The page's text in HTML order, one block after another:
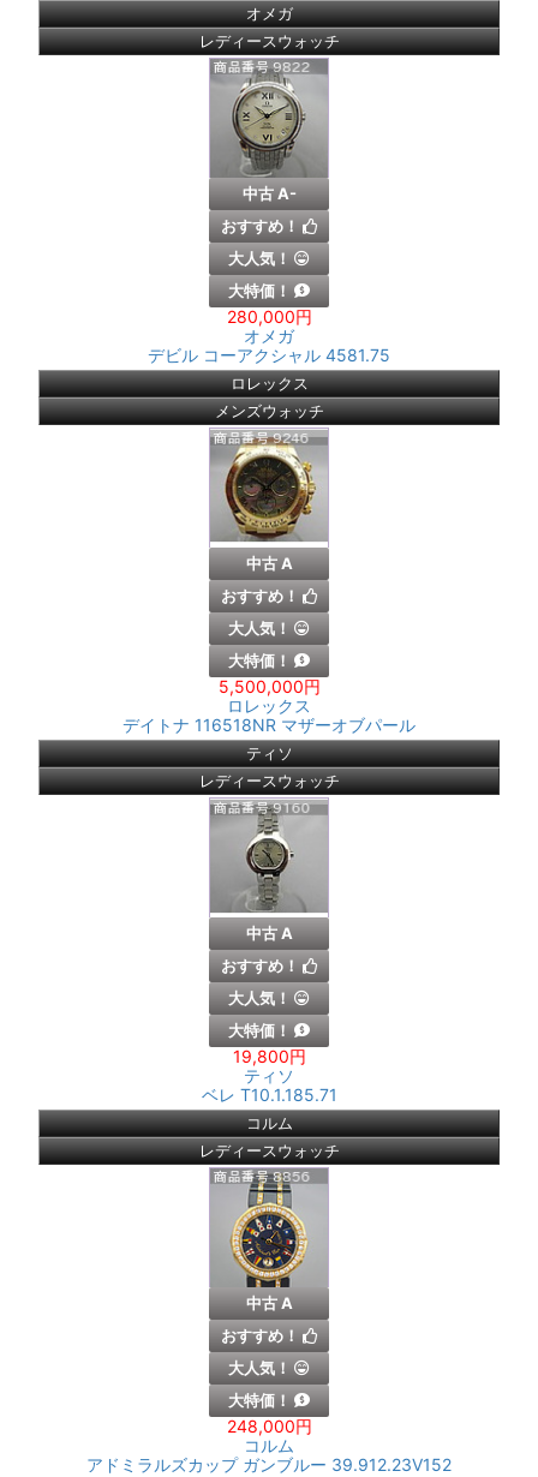
オメガ
レディースウォッチ
中古 A-
おすすめ！
大人気！
大特価！
280,000円
オメガ
デビル コーアクシャル 4581.75
ロレックス
メンズウォッチ
中古 A
おすすめ！
大人気！
大特価！
5,500,000円
ロレックス
デイトナ 116518NR マザーオブパール
ティソ
レディースウォッチ
中古 A
おすすめ！
大人気！
大特価！
19,800円
ティソ
ベレ T10.1.185.71
コルム
レディースウォッチ
中古 A
おすすめ！
大人気！
大特価！
248,000円
コルム
アドミラルズカップ ガンブルー 39.912.23V152